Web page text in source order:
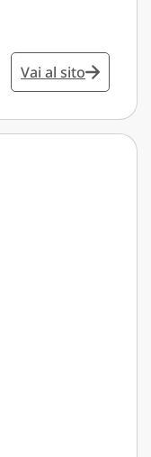
Vai al sito